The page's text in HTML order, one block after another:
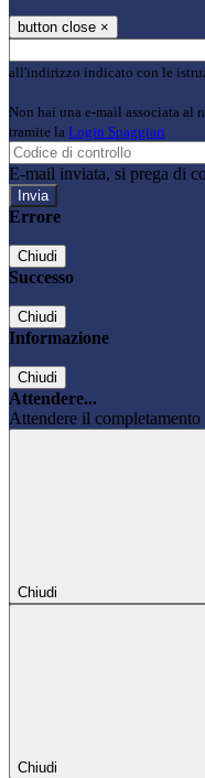
button close ×
all'indirizzo indicato con le
Non hai una e-mail associata al
tramite la Login Spaggiari
E-mail inviata, si prega di
Errore
Chiudi
Successo
Chiudi
Informazione
Chiudi
Attendere...
Attendere il
Chiudi
Chiudi